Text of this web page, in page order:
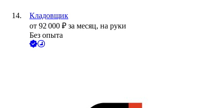
Кладовщик
от 92 000 ₽ за месяц, на руки
Без опыта